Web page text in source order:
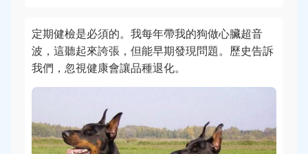
定期健檢是必須的。我每年帶我的狗做心臟超音
波，這聽起來誇張，但能早期發現問題。歷史告訴
我們，忽視健康會讓品種退化。